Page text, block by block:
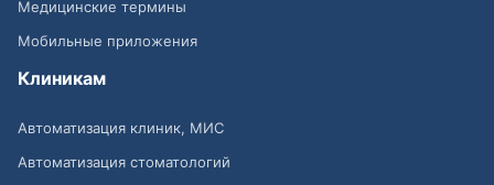
Медицинские термины
Мобильные приложения
Клиникам
Автоматизация клиник, МИС
Автоматизация стоматологий